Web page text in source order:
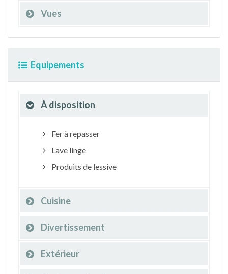
Vues
Equipements
À disposition
Fer à repasser
Lave linge
Produits de lessive
Cuisine
Divertissement
Extérieur